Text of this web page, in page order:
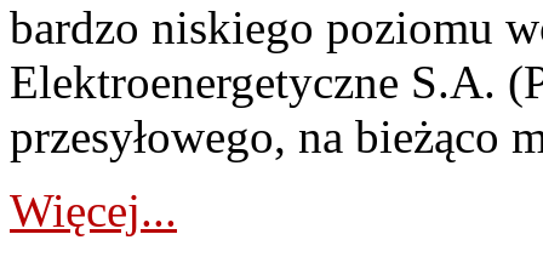
bardzo niskiego poziomu
Elektroenergetyczne S.A.
przesyłowego, na bieżąco
Więcej...